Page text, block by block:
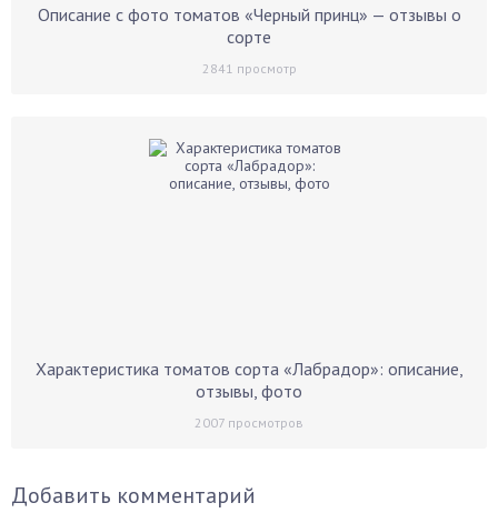
Описание с фото томатов «Черный принц» — отзывы о
сорте
2841 просмотр
Характеристика томатов сорта «Лабрадор»: описание,
отзывы, фото
2007 просмотров
Добавить комментарий